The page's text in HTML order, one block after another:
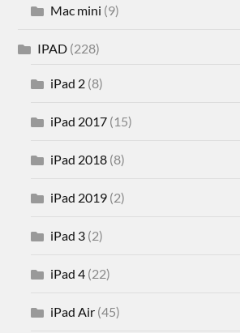
Mac mini (9)
IPAD (228)
iPad 2 (8)
iPad 2017 (15)
iPad 2018 (8)
iPad 2019 (2)
iPad 3 (2)
iPad 4 (22)
iPad Air (45)